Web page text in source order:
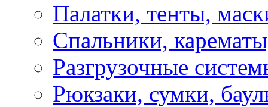
Палатки, тенты,
Спальники,
Разгрузочные
Рюкзаки, сумки,